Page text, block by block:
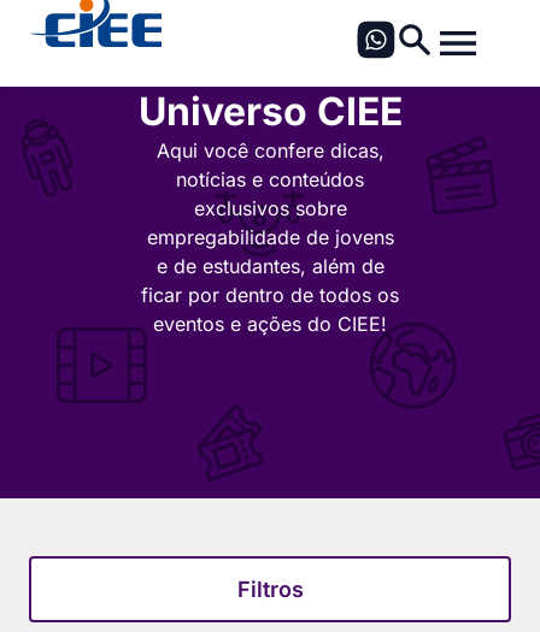
Universo CIEE
Aqui você confere dicas,
notícias e conteúdos
exclusivos sobre
empregabilidade de jovens
e de estudantes, além de
ficar por dentro de todos os
eventos e ações do CIEE!
Filtros